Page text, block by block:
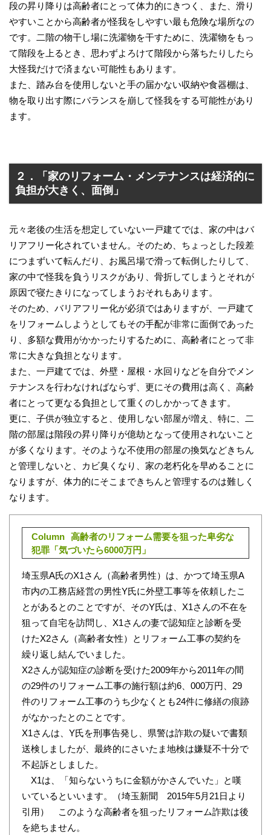
段の昇り降りは高齢者にとって体力的にきつく、また、滑り
やすいことから高齢者が怪我をしやすい最も危険な場所なの
です。二階の物干し場に洗濯物を干すために、洗濯物をもっ
て階段を上るとき、思わずよろけて階段から落ちたりしたら
大怪我だけで済まない可能性もあります。
また、踏み台を使用しないと手の届かない収納や食器棚は、
物を取り出す際にバランスを崩して怪我をする可能性があり
ます。
２．「家のリフォーム・メンテナンスは経済的に
負担が大きく、面倒」
元々老後の生活を想定していない一戸建てでは、家の中はバ
リアフリー化されていません。そのため、ちょっとした段差
につまずいて転んだり、お風呂場で滑って転倒したりして、
家の中で怪我を負うリスクがあり、骨折してしまうとそれが
原因で寝たきりになってしまうおそれもあります。
そのため、バリアフリー化が必須ではありますが、一戸建て
をリフォームしようとしてもその手配が非常に面倒であった
り、多額な費用がかかったりするために、高齢者にとって非
常に大きな負担となります。
また、一戸建てでは、外壁・屋根・水回りなどを自分でメン
テナンスを行わなければならず、更にその費用は高く、高齢
者にとって更なる負担として重くのしかかってきます。
更に、子供が独立すると、使用しない部屋が増え、特に、二
階の部屋は階段の昇り降りが億劫となって使用されないこと
が多くなります。そのような不使用の部屋の換気などきちん
と管理しないと、カビ臭くなり、家の老朽化を早めることに
なりますが、体力的にそこまできちんと管理するのは難しく
なります。
Column 高齢者のリフォーム需要を狙った卑劣な
犯罪「気づいたら6000万円」
埼玉県A氏のX1さん（高齢者男性）は、かつて埼玉県A
市内の工務店経営の男性Y氏に外壁工事等を依頼したこ
とがあるとのことですが、そのY氏は、X1さんの不在を
狙って自宅を訪問し、X1さんの妻で認知症と診断を受
けたX2さん（高齢者女性）とリフォーム工事の契約を
繰り返し結んでいました。
X2さんが認知症の診断を受けた2009年から2011年の間
の29件のリフォーム工事の施行額は約6、000万円、29
件のリフォーム工事のうち少なくとも24件に修繕の痕跡
がなかったとのことです。
X1さんは、Y氏を刑事告発し、県警は詐欺の疑いで書類
送検しましたが、最終的にさいたま地検は嫌疑不十分で
不起訴としました。
X1は、「知らないうちに金額がかさんでいた」と嘆
いているといいます。（埼玉新聞 2015年5月21日より
引用） このような高齢者を狙ったリフォーム詐欺は後
を絶ちません。